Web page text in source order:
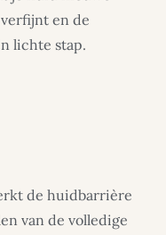
en de
lichte stap.
de huidbarrière
van de volledige